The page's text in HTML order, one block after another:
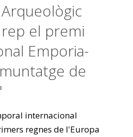
el premi
Emporia-
de
internacional
regnes de l'Europa